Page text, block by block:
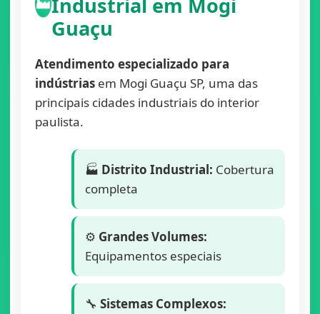
🏭
Guaçu
Atendimento especializado para
indústriasem Mogi Guaçu SP, uma das
principais cidades industriais do interior
paulista.
🏭 Distrito Industrial: Cobertura
completa
⚙️ Grandes Volumes:
Equipamentos especiais
🔧 Sistemas Complexos: